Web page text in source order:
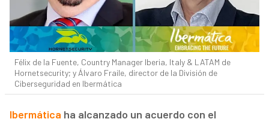
Félix de la Fuente, Country Manager Iberia, Italy & LATAM de
Hornetsecurity; y Álvaro Fraile, director de la División de
Ciberseguridad en Ibermática
Ibermática ha alcanzado un acuerdo con el